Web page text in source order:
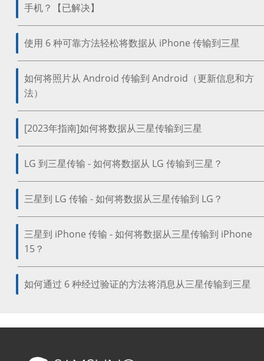
手机？【已解决】
使用 6 种可靠方法轻松将数据从 iPhone 传输到三星
如何将照片从 Android 传输到 Android（更新信息和方
法）
[2023年指南]如何将数据从三星传输到三星
LG 到三星传输 - 如何将数据从 LG 传输到三星？
三星到 LG 传输 - 如何将数据从三星传输到 LG？
三星到 iPhone 传输 - 如何将数据从三星传输到 iPhone
15？
如何通过 6 种经过验证的方法将消息从三星传输到三星